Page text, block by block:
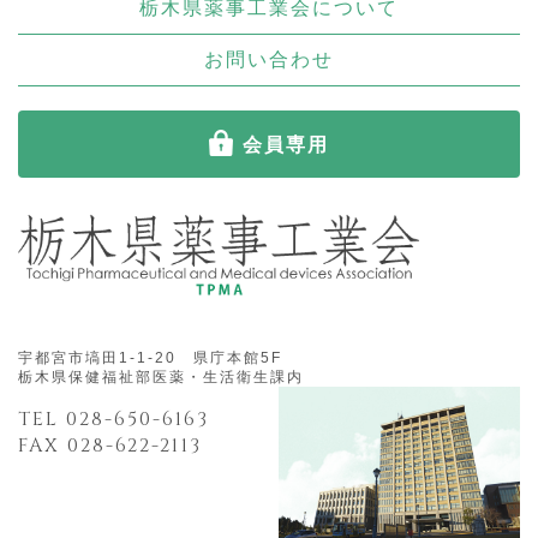
栃木県薬事工業会について
お問い合わせ
会員専用
宇都宮市塙田1-1-20 県庁本館5F
栃木県保健福祉部医薬・生活衛生課内
TEL 028-650-6163
FAX 028-622-2113